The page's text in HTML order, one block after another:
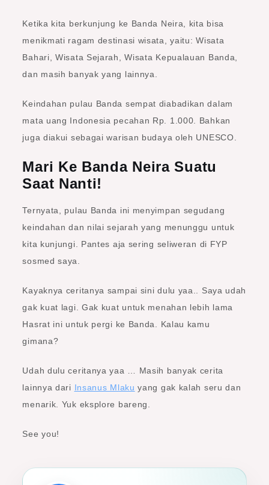
Ketika kita berkunjung ke Banda Neira, kita bisa
menikmati ragam destinasi wisata, yaitu: Wisata
Bahari, Wisata Sejarah, Wisata Kepualauan Banda,
dan masih banyak yang lainnya.
Keindahan pulau Banda sempat diabadikan dalam
mata uang Indonesia pecahan Rp. 1.000. Bahkan
juga diakui sebagai warisan budaya oleh UNESCO.
Mari Ke Banda Neira Suatu
Saat Nanti!
Ternyata, pulau Banda ini menyimpan segudang
keindahan dan nilai sejarah yang menunggu untuk
kita kunjungi. Pantes aja sering seliweran di FYP
sosmed saya.
Kayaknya ceritanya sampai sini dulu yaa.. Saya udah
gak kuat lagi. Gak kuat untuk menahan lebih lama
Hasrat ini untuk pergi ke Banda. Kalau kamu
gimana?
Udah dulu ceritanya yaa … Masih banyak cerita
lainnya dari Insanus Mlaku yang gak kalah seru dan
menarik. Yuk eksplore bareng.
See you!